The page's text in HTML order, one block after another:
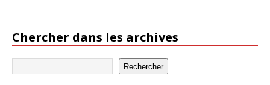
Chercher dans les archives
Rechercher